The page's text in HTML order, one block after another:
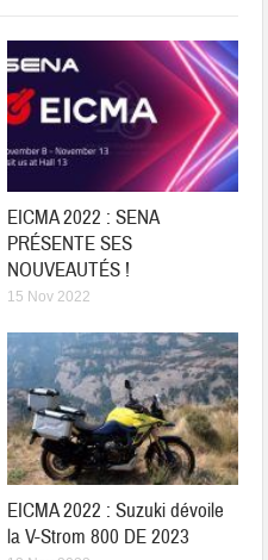
EICMA 2022 : SENA
PRÉSENTE SES
NOUVEAUTÉS !
15 Nov 2022
EICMA 2022 : Suzuki dévoile
la V-Strom 800 DE 2023